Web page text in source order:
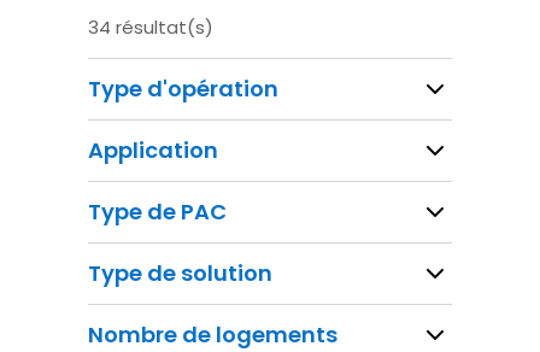
34 résultat(s)
Type d'opération
Application
Type de PAC
Type de solution
Nombre de logements